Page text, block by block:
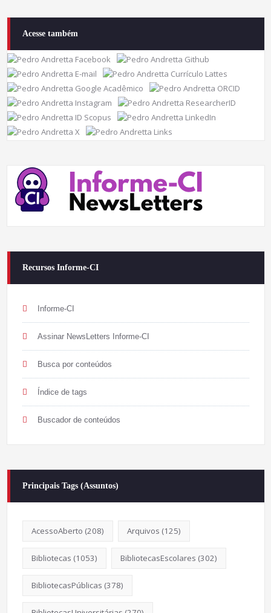
Acesse também
Recursos Informe-CI
Informe-CI
Assinar NewsLetters Informe-CI
Busca por conteúdos
Índice de tags
Buscador de conteúdos
Principais Tags (Assuntos)
AcessoAberto (208) Arquivos (125)
Bibliotecas (1053) BibliotecasEscolares (302)
BibliotecasPúblicas (378)